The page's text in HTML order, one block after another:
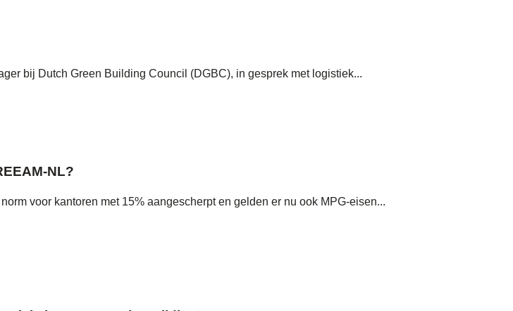
bij Dutch Green Building Council (DGBC), in gesprek met logistiek...
NL?
voor kantoren met 15% aangescherpt en gelden er nu ook MPG-eisen...